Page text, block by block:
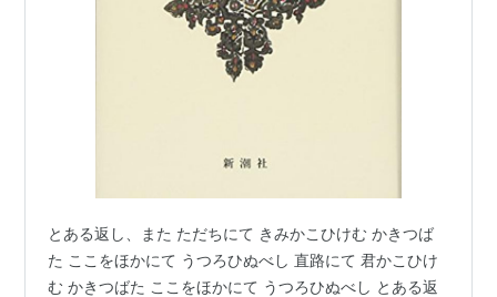
とある返し、また ただちにて きみかこひけむ かきつば
た ここをほかにて うつろひぬべし 直路にて 君かこひけ
む かきつばた ここをほかにて うつろひぬべし とある返